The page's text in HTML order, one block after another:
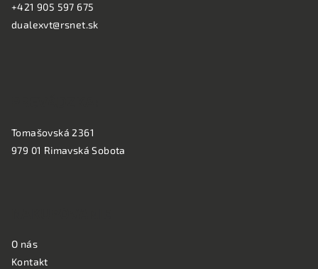
+421 905 597 675
dualexvt@rsnet.sk
Tomašovská 2361
979 01 Rimavská Sobota
O nás
Kontakt